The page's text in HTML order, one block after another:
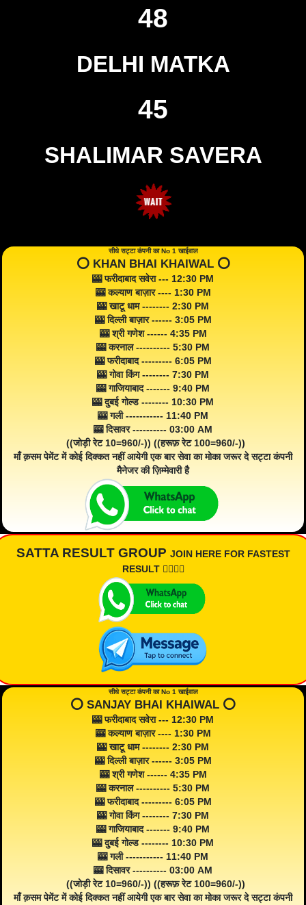
48
DELHI MATKA
45
SHALIMAR SAVERA
सीधे सट्टा कंपनी का No 1 खाईवाल
⭕️ KHAN BHAI KHAIWAL ⭕️
🎰 फरीदाबाद सवेरा --- 12:30 PM
🎰 कल्याण बाज़ार ---- 1:30 PM
🎰 खाटू धाम -------- 2:30 PM
🎰 दिल्ली बाज़ार ------ 3:05 PM
🎰 श्री गणेश ------ 4:35 PM
🎰 करनाल ---------- 5:30 PM
🎰 फरीदाबाद --------- 6:05 PM
🎰 गोवा किंग -------- 7:30 PM
🎰 गाजियाबाद ------- 9:40 PM
🎰 दुबई गोल्ड -------- 10:30 PM
🎰 गली ----------- 11:40 PM
🎰 दिसावर ---------- 03:00 AM
((जोड़ी रेट 10=960/-)) ((हरूफ़ रेट 100=960/-))
माँ क़सम पेमेंट में कोई दिक्कत नहीं आयेगी एक बार सेवा का मोका जरूर दे सट्टा कंपनी
मैनेजर की ज़िम्मेवारी है
SATTA RESULT GROUP JOIN HERE FOR FASTEST
RESULT 👇🏾👇🏾
सीधे सट्टा कंपनी का No 1 खाईवाल
⭕️ SANJAY BHAI KHAIWAL ⭕️
🎰 फरीदाबाद सवेरा --- 12:30 PM
🎰 कल्याण बाज़ार ---- 1:30 PM
🎰 खाटू धाम -------- 2:30 PM
🎰 दिल्ली बाज़ार ------ 3:05 PM
🎰 श्री गणेश ------ 4:35 PM
🎰 करनाल ---------- 5:30 PM
🎰 फरीदाबाद --------- 6:05 PM
🎰 गोवा किंग -------- 7:30 PM
🎰 गाजियाबाद ------- 9:40 PM
🎰 दुबई गोल्ड -------- 10:30 PM
🎰 गली ----------- 11:40 PM
🎰 दिसावर ---------- 03:00 AM
((जोड़ी रेट 10=960/-)) ((हरूफ़ रेट 100=960/-))
माँ क़सम पेमेंट में कोई दिक्कत नहीं आयेगी एक बार सेवा का मोका जरूर दे सट्टा कंपनी